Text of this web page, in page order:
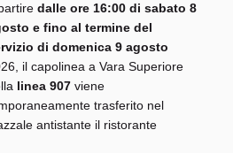
dalle ore 16:00 di sabato 8
e fino al termine del
di domenica 9 agosto
il capolinea a Vara Superiore
linea 907 viene
trasferito nel
antistante il ristorante